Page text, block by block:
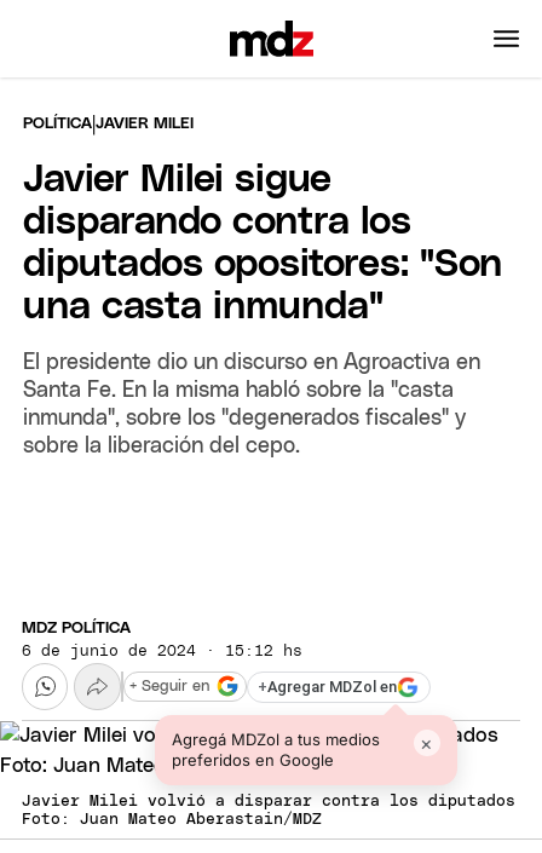
POLÍTICA |JAVIER MILEI
Javier Milei sigue
disparando contra los
diputados opositores: "Son
una casta inmunda"
El presidente dio un discurso en Agroactiva en
Santa Fe. En la misma habló sobre la "casta
inmunda", sobre los "degenerados fiscales" y
sobre la liberación del cepo.
MDZ POLÍTICA
6 de junio de 2024 · 15:12 hs
+Agregar MDZol en
Agregá MDZol a tus medios
preferidos en Google
×
+ Seguir en
Javier Milei volvió a disparar contra los diputados
Foto: Juan Mateo Aberastain/MDZ